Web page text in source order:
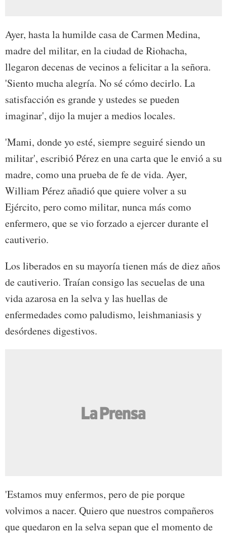
Ayer, hasta la humilde casa de Carmen Medina,
madre del militar, en la ciudad de Riohacha,
llegaron decenas de vecinos a felicitar a la señora.
'Siento mucha alegría. No sé cómo decirlo. La
satisfacción es grande y ustedes se pueden
imaginar', dijo la mujer a medios locales.
'Mami, donde yo esté, siempre seguiré siendo un
militar', escribió Pérez en una carta que le envió a su
madre, como una prueba de fe de vida. Ayer,
William Pérez añadió que quiere volver a su
Ejército, pero como militar, nunca más como
enfermero, que se vio forzado a ejercer durante el
cautiverio.
Los liberados en su mayoría tienen más de diez años
de cautiverio. Traían consigo las secuelas de una
vida azarosa en la selva y las huellas de
enfermedades como paludismo, leishmaniasis y
desórdenes digestivos.
'Estamos muy enfermos, pero de pie porque
volvimos a nacer. Quiero que nuestros compañeros
que quedaron en la selva sepan que el momento de